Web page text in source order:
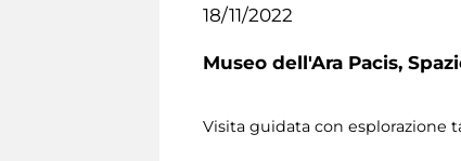
18/11/2022
Museo dell'Ara Pacis,
Visita guidata con esplorazione